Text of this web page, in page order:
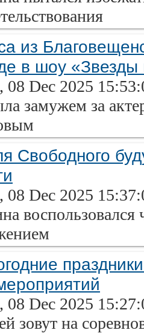
из
в шоу «Звезды
Dec 2025
замужем за
Свободного
Dec 2025
Dec 2025
зовут на